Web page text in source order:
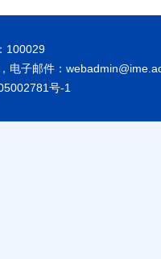
100029
电子邮件：
号-1